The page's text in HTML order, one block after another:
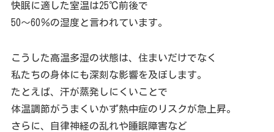
快眠に適した室温は25℃前後で
50～60％の湿度と言われています。
こうした高温多湿の状態は、住まいだけでなく
私たちの身体にも深刻な影響を及ぼします。
たとえば、汗が蒸発しにくいことで
体温調節がうまくいかず熱中症のリスクが急上昇。
さらに、自律神経の乱れや睡眠障害など